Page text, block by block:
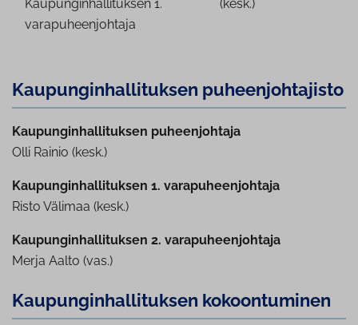
Kaupunginhallituksen 1.
varapuheenjohtaja
(kesk.)
Kau­pun­gin­hal­li­tuk­sen pu­heen­joh­ta­jis­to
Kaupunginhallituksen puheenjohtaja
Olli Rainio (kesk.)
Kaupunginhallituksen 1. varapuheenjohtaja
Risto Välimaa (kesk.)
Kaupunginhallituksen 2. varapuheenjohtaja
Merja Aalto (vas.)
Kau­pun­gin­hal­li­tuk­sen ko­koon­tu­mi­nen